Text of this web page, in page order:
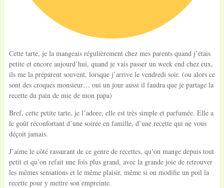
Cette tarte, je la mangeais régulièrement chez mes parents quand j’étais
petite et encore aujourd’hui, quand je vais passer un week end chez eux,
ils me la préparent souvent, lorsque j’arrive le vendredi soir. (ou alors ce
sont des croques monsieur… oui un jour aussi il faudra que je partage la
recette du pain de mie de mon papa)
Bref, cette petite tarte, je l’adore, elle est très simple et parfumée. Elle a
le goût réconfortant d’une soirée en famille, d’une recette qui ne vous
déçoit jamais.
J’aime le côté rassurant de ce genre de recettes, qu’on mange depuis tout
petit et qu’on refait une fois plus grand, avec la grande joie de retrouver
les mêmes sensations et le même plaisir, même si on modifie un poil la
recette pour y mettre son empreinte.